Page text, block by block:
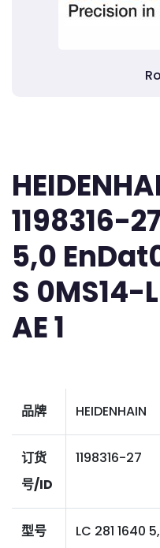
1198316-
5,0
S 0MS14-
AE 1
品牌 HEIDENHAIN
订货
号/ID
1198316-27
型号
LC 281 1640